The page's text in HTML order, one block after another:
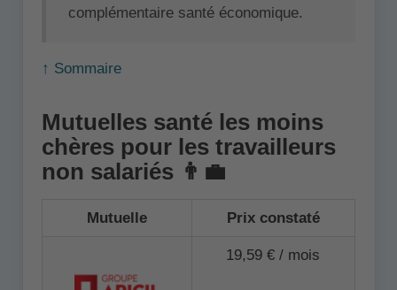
complémentaire santé économique.
↑ Sommaire
Mutuelles santé les moins
chères pour les travailleurs
non salariés 👨‍💼
Mutuelle Prix constaté
19,59 € / mois